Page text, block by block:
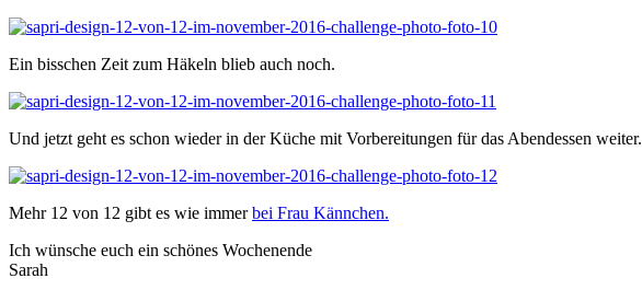
Ein bisschen Zeit zum Häkeln blieb auch noch.
Und jetzt geht es schon wieder in der Küche mit Vorbereitungen für das Abendessen weiter.
Mehr 12 von 12 gibt es wie immerbei Frau Kännchen.
Ich wünsche euch ein schönes Wochenende
Sarah